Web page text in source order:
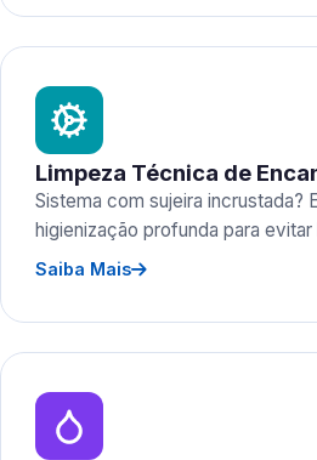
Limpeza Técnica de
Sistema com sujeira incrustada?
higienização profunda para
Saiba Mais